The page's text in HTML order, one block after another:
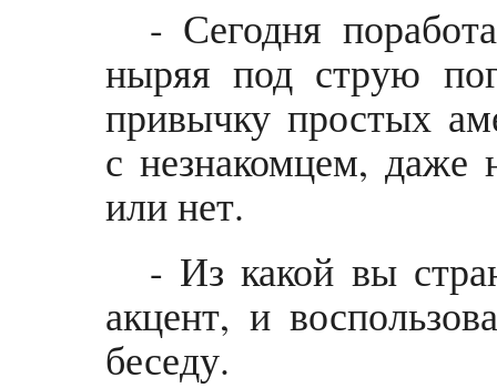
- Сегодня
ныряя под струю
привычку простых
с незнакомцем, даже
или нет.
- Из какой вы
акцент, и
беседу.